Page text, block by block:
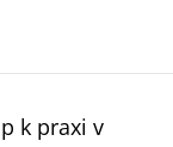
k praxi v